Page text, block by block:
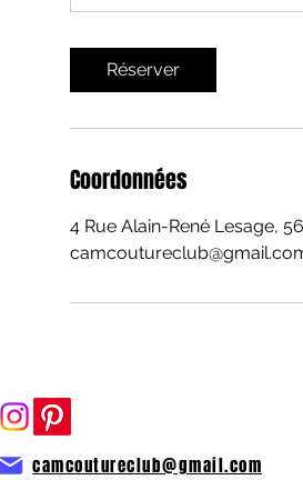
Réserver
Coordonnées
4 Rue Alain-René Lesage,
camcoutureclub@gmail.com